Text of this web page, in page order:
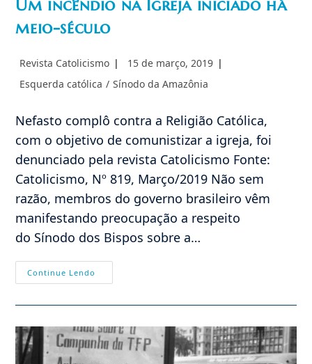
Um incêndio na Igreja iniciado há
meio-século
Autor
post:
Revista Catolicismo
Post
15 de março, 2019
Categoria
Esquerda católica / Sínodo da Amazônia
Nefasto complô contra a Religião Católica,
com o objetivo de comunistizar a igreja, foi
denunciado pela revista Catolicismo Fonte:
Catolicismo, Nº 819, Março/2019 Não sem
razão, membros do governo brasileiro vêm
manifestando preocupação a respeito
do Sínodo dos Bispos sobre a…
Continue Lendo
Incêndio
Igreja
Meio-
Século